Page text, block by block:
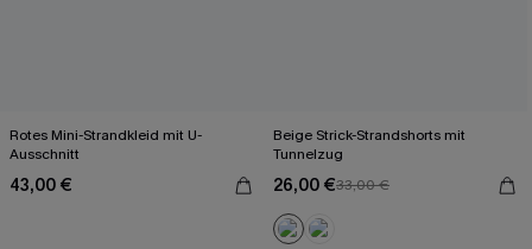
Rotes Mini-Strandkleid mit U-
Ausschnitt
43,00 €
Beige Strick-Strandshorts mit
Tunnelzug
26,00 €33,00 €